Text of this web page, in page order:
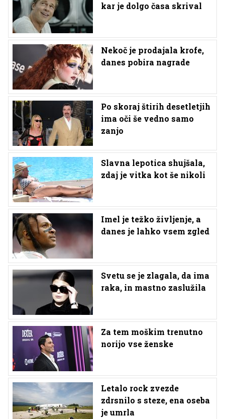
kar je dolgo časa skrival
Nekoč je prodajala krofe,
danes pobira nagrade
Po skoraj štirih desetletjih
ima oči še vedno samo
zanjo
Slavna lepotica shujšala,
zdaj je vitka kot še nikoli
Imel je težko življenje, a
danes je lahko vsem zgled
Svetu se je zlagala, da ima
raka, in mastno zaslužila
Za tem moškim trenutno
norijo vse ženske
Letalo rock zvezde
zdrsnilo s steze, ena oseba
je umrla